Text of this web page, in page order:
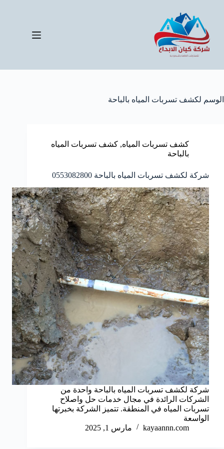
المحتوى
الوسم لكشف تسربات المياه بالباحة
كشف تسربات المياه, كشف تسربات المياه
بالباحة
شركة لكشف تسربات المياه بالباحة 0553082800
شركة لكشف تسربات المياه بالباحة واحدة من
الشركات الرائدة في مجال خدمات حل واصلاح
تسربات المياه في المنطقة. تتميز الشركة بخبرتها
الواسعة
kayaannn.com
مارس 1, 2025